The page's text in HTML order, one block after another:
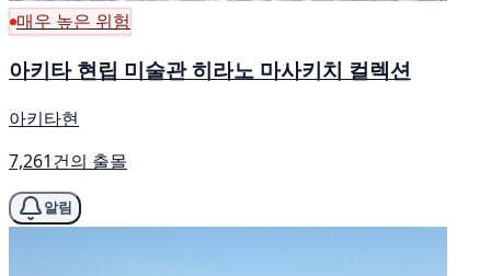
매우 높은 위험
아키타 현립 미술관 히라노 마사키치 컬렉션
아키타현
7,261건의 출몰
알림